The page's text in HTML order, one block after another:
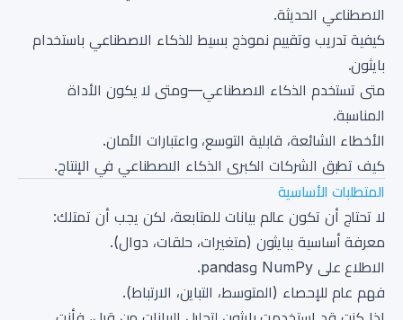
الاصطناعي الحديثة.
كيفية تدريب وتقييم نموذج بسيط للذكاء الاصطناعي باستخدام
بايثون.
متى تستخدم الذكاء الاصطناعي—ومتى لا يكون الأداة
المناسبة.
الأخطاء الشائعة، قابلية التوسع، واعتبارات الأمان.
كيف تطبق الشركات الكبرى الذكاء الاصطناعي في الإنتاج.
المتطلبات الأساسية
لا تحتاج أن تكون عالم بيانات للمتابعة، لكن يجب أن تمتلك:
معرفة أساسية ببايثون (متغيرات، حلقات، دوال).
الاطلاع على NumPy وpandas.
فهم عام للإحصاء (المتوسط، التباين، الارتباط).